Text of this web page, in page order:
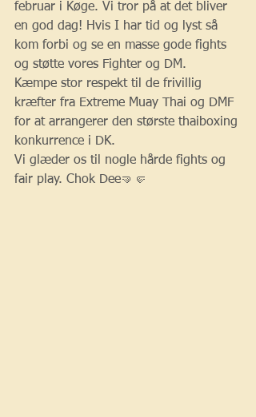
februar i Køge. Vi tror på at det bliver
en god dag! Hvis I har tid og lyst så
kom forbi og se en masse gode fights
og støtte vores Fighter og DM.
Kæmpe stor respekt til de frivillig
kræfter fra Extreme Muay Thai og DMF
for at arrangerer den største thaiboxing
konkurrence i DK.
Vi glæder os til nogle hårde fights og
fair play. Chok Dee🤜🤛